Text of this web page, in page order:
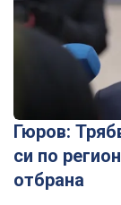
Гюров:
си по
отбрана